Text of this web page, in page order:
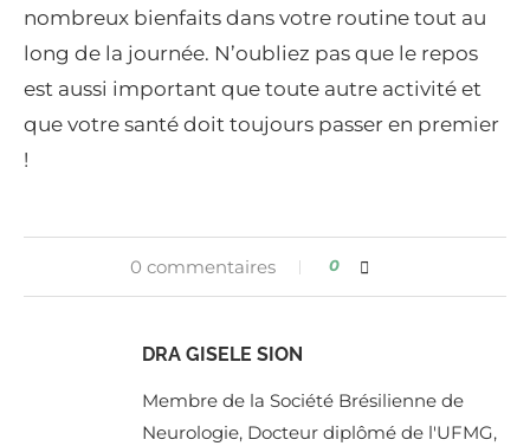
nombreux bienfaits dans votre routine tout au
long de la journée. N’oubliez pas que le repos
est aussi important que toute autre activité et
que votre santé doit toujours passer en premier
!
0 commentaires 0
DRA GISELE SION
Membre de la Société Brésilienne de
Neurologie, Docteur diplômé de l'UFMG,